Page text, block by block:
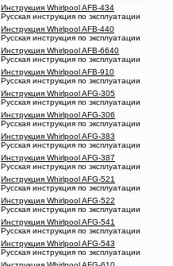
Инструкция Whirlpool AFB-434
Русская инструкция по эксплуатации
Инструкция Whirlpool AFB-440
Русская инструкция по эксплуатации
Инструкция Whirlpool AFB-6640
Русская инструкция по эксплуатации
Инструкция Whirlpool AFB-910
Русская инструкция по эксплуатации
Инструкция Whirlpool AFG-305
Русская инструкция по эксплуатации
Инструкция Whirlpool AFG-306
Русская инструкция по эксплуатации
Инструкция Whirlpool AFG-383
Русская инструкция по эксплуатации
Инструкция Whirlpool AFG-387
Русская инструкция по эксплуатации
Инструкция Whirlpool AFG-521
Русская инструкция по эксплуатации
Инструкция Whirlpool AFG-522
Русская инструкция по эксплуатации
Инструкция Whirlpool AFG-541
Русская инструкция по эксплуатации
Инструкция Whirlpool AFG-543
Русская инструкция по эксплуатации